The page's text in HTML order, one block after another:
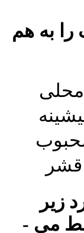
به هم
محلی
قشر
زیر
می